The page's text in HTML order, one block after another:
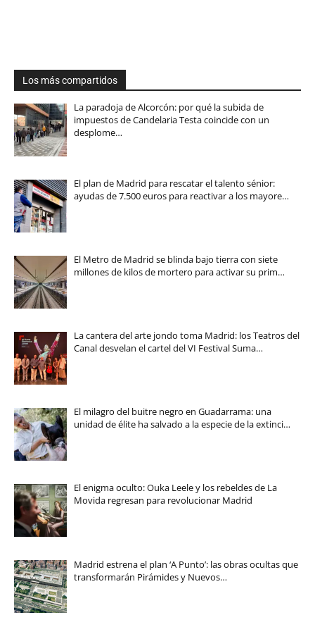
Los más compartidos
La paradoja de Alcorcón: por qué la subida de
impuestos de Candelaria Testa coincide con un
desplome…
El plan de Madrid para rescatar el talento sénior:
ayudas de 7.500 euros para reactivar a los mayore…
El Metro de Madrid se blinda bajo tierra con siete
millones de kilos de mortero para activar su prim…
La cantera del arte jondo toma Madrid: los Teatros del
Canal desvelan el cartel del VI Festival Suma…
El milagro del buitre negro en Guadarrama: una
unidad de élite ha salvado a la especie de la extinci…
El enigma oculto: Ouka Leele y los rebeldes de La
Movida regresan para revolucionar Madrid
Madrid estrena el plan ‘A Punto’: las obras ocultas que
transformarán Pirámides y Nuevos…